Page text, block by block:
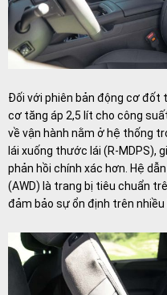
Đối với phiên bản động cơ đốt
cơ tăng áp 2,5 lít cho công
về vận hành nằm ở hệ thống
lái xuống thước lái (R-MDPS),
phản hồi chính xác hơn. Hệ
(AWD) là trang bị tiêu chuẩn
đảm bảo sự ổn định trên nhiều